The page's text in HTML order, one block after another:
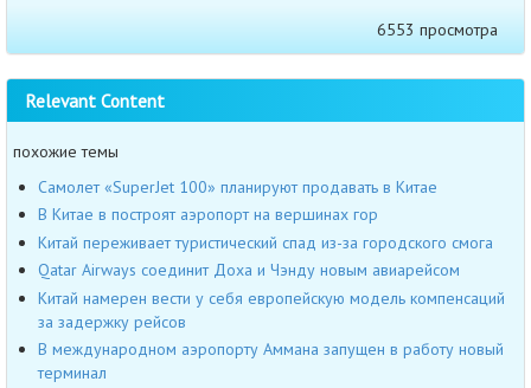
6553 просмотра
Relevant Content
похожие темы
Самолет «SuperJet 100» планируют продавать в Китае
В Китае в построят аэропорт на вершинах гор
Китай переживает туристический спад из-за городского смога
Qatar Airways соединит Доха и Чэнду новым авиарейсом
Китай намерен вести у себя европейскую модель компенсаций
за задержку рейсов
В международном аэропорту Аммана запущен в работу новый
терминал